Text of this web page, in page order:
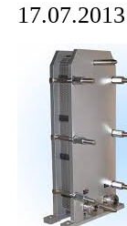
17.07.2013